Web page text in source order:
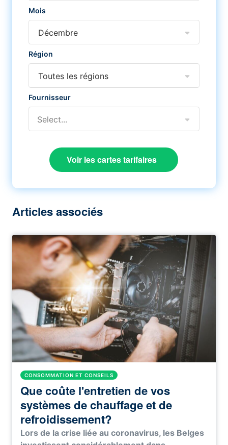
Mois
Décembre
Région
Toutes les régions
Fournisseur
Select...
Voir les cartes tarifaires
Articles associés
CONSOMMATION ET CONSEILS
Que coûte l'entretien de vos
systèmes de chauffage et de
refroidissement?
Lors de la crise liée au coronavirus, les Belges